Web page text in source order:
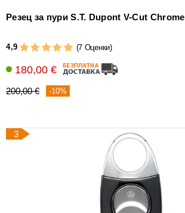
Резец за пури S.T. Dupont V-Cut Chrome
4,9 (7 Оценки)
180,00 €
200,00 € -10%
3